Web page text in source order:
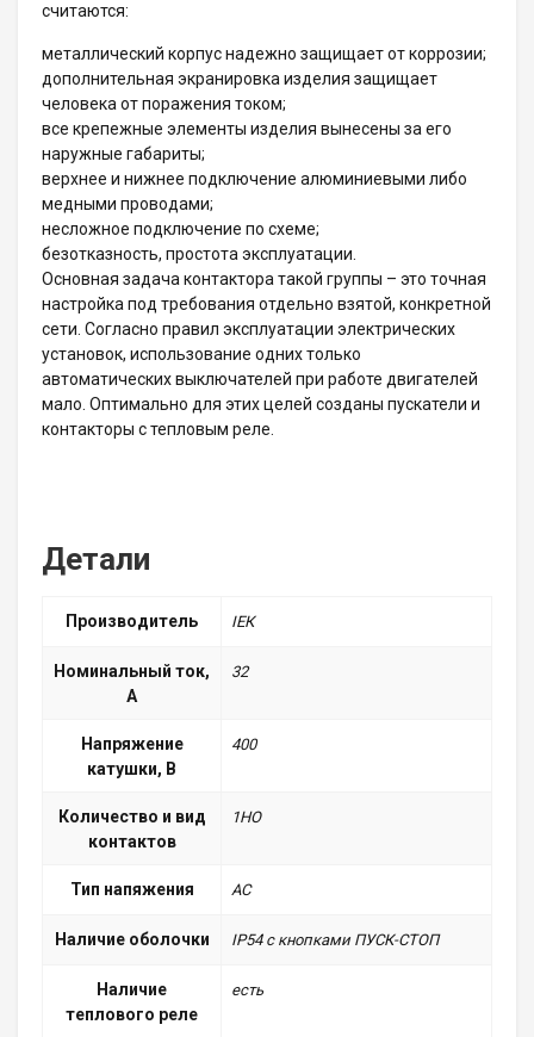
считаются:
металлический корпус надежно защищает от коррозии;
дополнительная экранировка изделия защищает
человека от поражения током;
все крепежные элементы изделия вынесены за его
наружные габариты;
верхнее и нижнее подключение алюминиевыми либо
медными проводами;
несложное подключение по схеме;
безотказность, простота эксплуатации.
Основная задача контактора такой группы – это точная
настройка под требования отдельно взятой, конкретной
сети. Согласно правил эксплуатации электрических
установок, использование одних только
автоматических выключателей при работе двигателей
мало. Оптимально для этих целей созданы пускатели и
контакторы с тепловым реле.
Детали
Производитель ІЕК
Номинальный ток,
А
32
Напряжение
катушки, В
400
Количество и вид
контактов
1НО
Тип напяжения АС
Наличие оболочки IP54 с кнопками ПУСК-СТОП
Наличие
теплового реле
есть